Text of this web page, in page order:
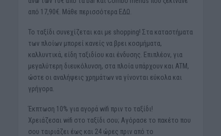
από 17,90€. Μάθε περισσότερα ΕΔΩ.
Το ταξίδι συνεχίζεται και με shopping! Στα καταστήματα
των πλοίων μπορεί κανείς να βρει κοσμήματα,
καλλυντικά, είδη ταξιδίου και ένδυσης. Επιπλέον, για
μεγαλύτερη διευκόλυνση, στα πλοία υπάρχουν και ATM,
ώστε οι αναλήψεις χρημάτων να γίνονται εύκολα και
γρήγορα.
Έκπτωση 10% για αγορά wifi πριν το ταξίδι!
Χρειάζεσαι wifi στο ταξίδι σου; Αγόρασε το πακέτο που
σου ταιριάζει έως και 24 ώρες πριν από το